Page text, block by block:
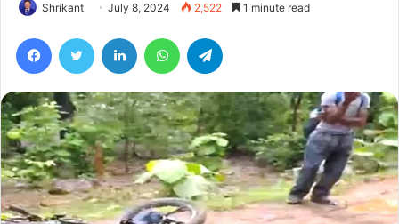
Shrikant July 8, 2024 2,522 1 minute read